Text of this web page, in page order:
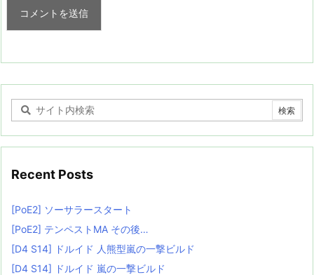
Recent Posts
[PoE2] ソーサラースタート
[PoE2] テンペストMA その後…
[D4 S14] ドルイド 人熊型嵐の一撃ビルド
[D4 S14] ドルイド 嵐の一撃ビルド